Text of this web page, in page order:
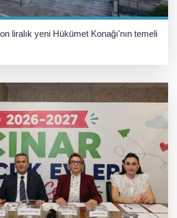
liralık yeni Hükümet Konağı'nın temeli